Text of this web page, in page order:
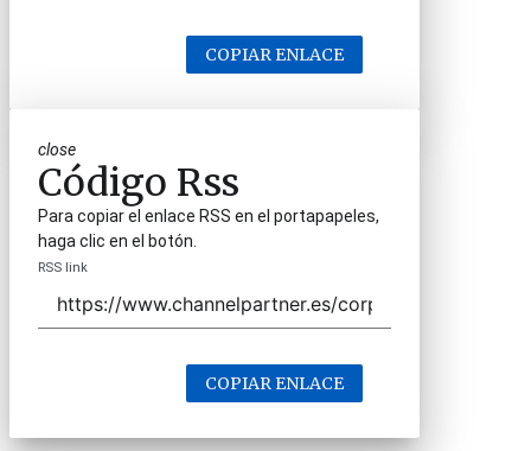
COPIAR ENLACE
close
Código Rss
Para copiar el enlace RSS en el portapapeles,
haga clic en el botón.
RSS link
COPIAR ENLACE